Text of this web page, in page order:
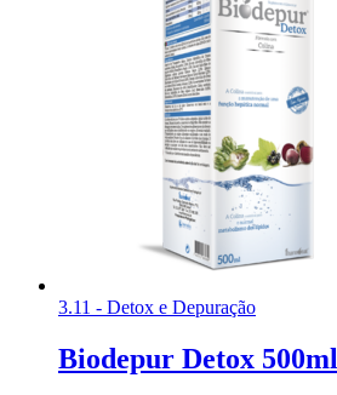
3.11 - Detox e Depuração
Biodepur Detox 500ml